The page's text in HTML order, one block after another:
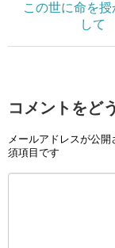
この世に命を授
して
コメントをど
メールアドレスが公開
須項目です